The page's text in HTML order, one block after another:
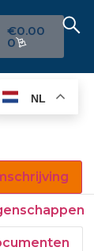
€0.00
0
NL